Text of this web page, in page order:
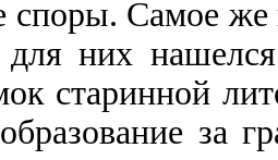
споры. Самое же
них
старинной
за